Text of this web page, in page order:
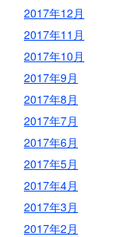
2017年12月
2017年11月
2017年10月
2017年9月
2017年8月
2017年7月
2017年6月
2017年5月
2017年4月
2017年3月
2017年2月